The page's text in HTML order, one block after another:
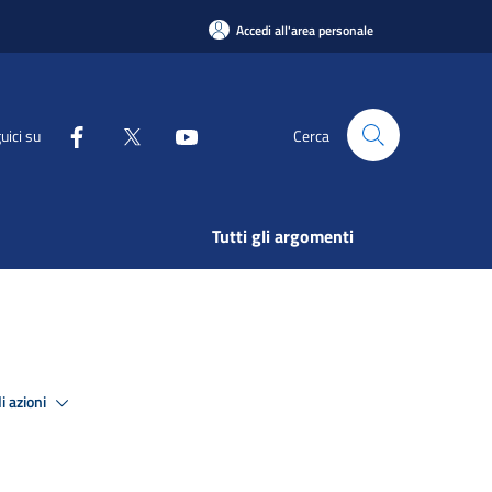
Accedi all'area personale
su Cerca
Tutti gli argomenti
azioni